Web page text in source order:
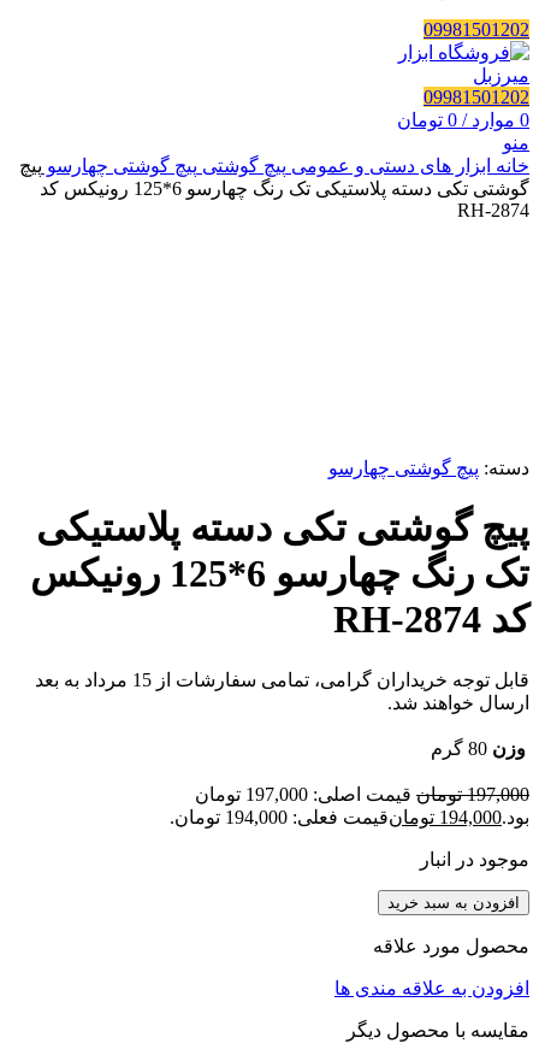
09981501202
09981501202
0 موارد /
0 تومان
منو
خانه ابزار های دستی و عمومی پیچ گوشتی پیچ گوشتی چهارسو پیچ
گوشتی تکی دسته پلاستیکی تک رنگ چهارسو 6*125 رونیکس کد
RH-2874
دسته: پیچ گوشتی چهارسو
پیچ گوشتی تکی دسته پلاستیکی
تک رنگ چهارسو 6*125 رونیکس
کد RH-2874
قابل توجه خریداران گرامی، تمامی سفارشات از 15 مرداد به بعد
ارسال خواهند شد.
وزن 80 گرم
197,000 تومان
قیمت اصلی: 197,000 تومان
بود.194,000 تومانقیمت فعلی: 194,000 تومان.
موجود در انبار
افزودن به سبد خرید
محصول مورد علاقه
افزودن به علاقه مندی ها
مقایسه با محصول دیگر